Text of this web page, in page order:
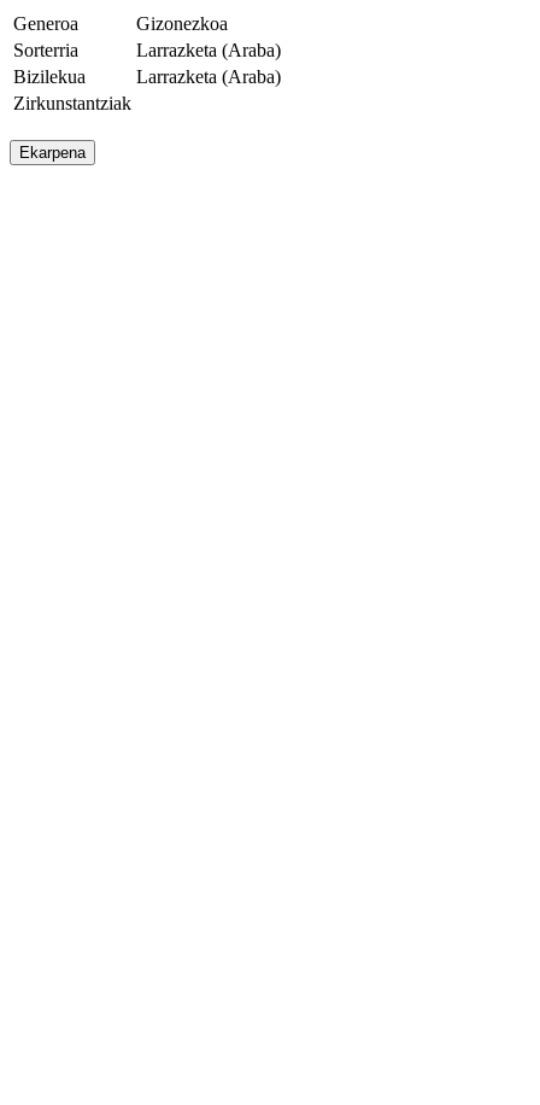
Generoa
Gizonezkoa
Sorterria
Larrazketa (Araba)
Bizilekua
Larrazketa (Araba)
Zirkunstantziak